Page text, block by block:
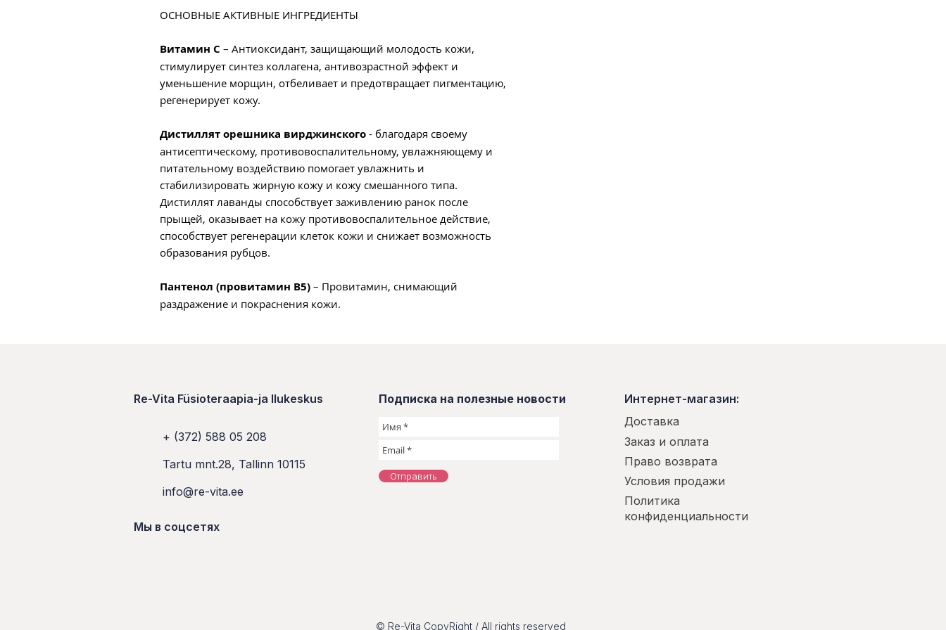
ОСНОВНЫЕ АКТИВНЫЕ ИНГРЕДИЕНТЫ
Витамин C – Антиоксидант, защищающий молодость кожи,
стимулирует синтез коллагена, антивозрастной эффект и
уменьшение морщин, отбеливает и предотвращает пигментацию,
регенерирует кожу.
Дистиллят орешника вирджинского - благодаря своему
антисептическому, противовоспалительному, увлажняющему и
питательному воздействию помогает увлажнить и
стабилизировать жирную кожу и кожу смешанного типа.
Дистиллят лаванды способствует заживлению ранок после
прыщей, оказывает на кожу противовоспалительное действие,
способствует регенерации клеток кожи и снижает возможность
образования рубцов.
Пантенол (провитамин В5) – Провитамин, снимающий
раздражение и покраснения кожи.
Re-Vita Füsioteraapia-ja Ilukeskus
+ (372) 588 05 208
Tartu mnt.28, Tallinn 10115
info@re-vita.ee
Мы в соцсетях
Подписка на полезные новости
Отправить
Интернет-магазин:
Доставка
Заказ и оплата
Право возврата
Условия продажи
Политика
конфиденциальности
© Re-Vita CopyRight / All rights reserved